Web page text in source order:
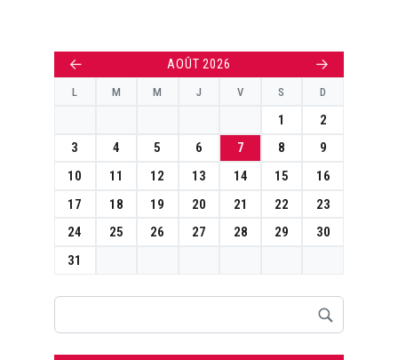
← AOÛT 2026 →
L M M J V S D
1
2
3
4 5 6 7 8
9
10
11 12 13 14 15
16
17
18 19 20 21 22
23
24
25 26 27 28 29
30
31